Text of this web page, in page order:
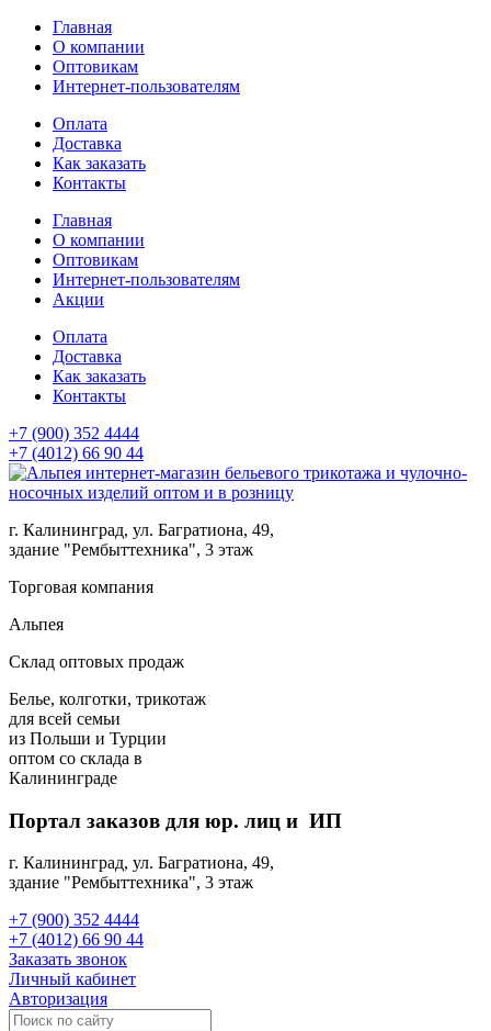
Главная
О компании
Оптовикам
Интернет-пользователям
Оплата
Доставка
Как заказать
Контакты
Главная
О компании
Оптовикам
Интернет-пользователям
Акции
Оплата
Доставка
Как заказать
Контакты
+7 (900) 352 4444
+7 (4012) 66 90 44
г. Калининград, ул. Багратиона, 49,
здание "Рембыттехника", 3 этаж
Торговая компания
Альпея
Склад оптовых продаж
Белье, колготки, трикотаж
для всей семьи
из Польши и Турции
оптом со склада в
Калининграде
Портал заказов для юр. лиц и ИП
г. Калининград, ул. Багратиона, 49,
здание "Рембыттехника", 3 этаж
+7 (900) 352 4444
+7 (4012) 66 90 44
Заказать звонок
Личный кабинет
Авторизация